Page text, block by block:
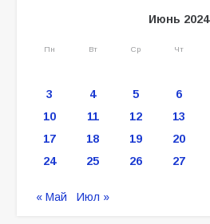
Июнь 2024
Пн Вт Ср Чт
3
4 5 6
10
11 12 13
17
18 19 20
24
25 26 27
« Май Июл »